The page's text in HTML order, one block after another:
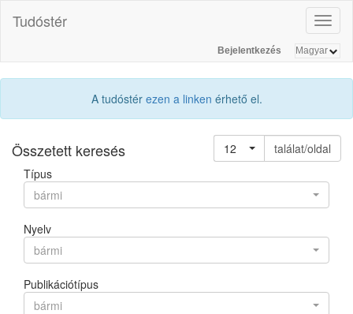
Tudóstér
Bejelentkezés
A tudóstér ezen a linken érhető el.
Összetett keresés 12
találat/oldal
Típus
bármi
Nyelv
bármi
Publikációtípus
bármi